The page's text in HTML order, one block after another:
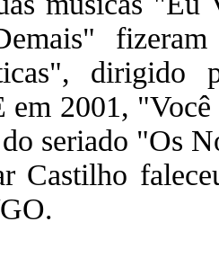
dirigido
2001,
seriado "Os
Castilho